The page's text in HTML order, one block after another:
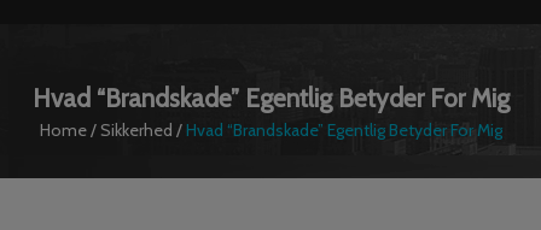
Hvad “brandskade” Egentlig Betyder For Mig
Home/ Sikkerhed / Hvad “brandskade” Egentlig Betyder For Mig